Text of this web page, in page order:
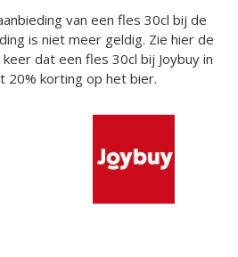
van een fles 30cl bij de
is niet meer geldig. Zie hier de
dat een fles 30cl bij Joybuy in
20% korting op het bier.